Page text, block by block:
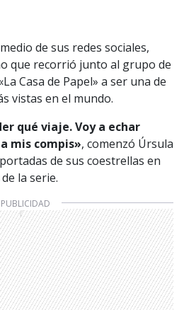
de sus redes sociales,
que recorrió junto al grupo de
Casa de Papel» a ser una de
vistas en el mundo.
qué viaje. Voy a echar
mis compis», comenzó Úrsula
de sus coestrellas en
la serie.